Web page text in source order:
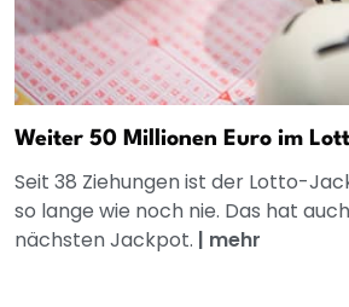
Weiter 50 Millionen Euro im
Seit 38 Ziehungen ist der Lotto-
so lange wie noch nie. Das hat
nächsten Jackpot. | mehr